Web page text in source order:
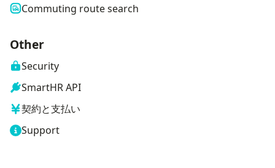
Commuting route search
Other
Security
SmartHR API
契約と支払い
Support